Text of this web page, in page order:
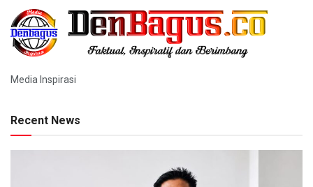
Media Inspirasi
Recent News